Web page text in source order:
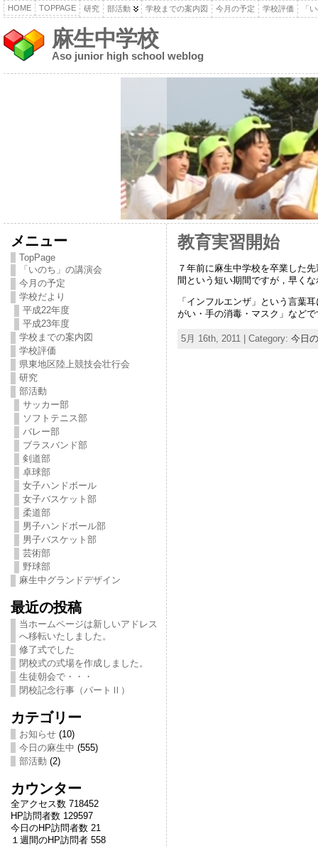
HOME TOPPAGE 研究 部活動 学校までの案内図 今月の予定 学校評価 「
麻生中学校
Aso junior high school weblog
メニュー
TopPage
「いのち」の講演会
今月の予定
学校だより
平成22年度
平成23年度
学校までの案内図
学校評価
県東地区陸上競技会壮行会
研究
部活動
サッカー部
ソフトテニス部
バレー部
ブラスバンド部
剣道部
卓球部
女子ハンドボール
女子バスケット部
柔道部
男子ハンドボール部
男子バスケット部
芸術部
野球部
麻生中グランドデザイン
最近の投稿
当ホームページは新しいアドレス
へ移転いたしました。
修了式でした
閉校式の式場を作成しました。
生徒朝会で・・・
閉校記念行事（パートⅡ）
カテゴリー
お知らせ(10)
今日の麻生中 (555)
部活動 (2)
カウンター
全アクセス数 718452
HP訪問者数 129597
今日のHP訪問者数 21
１週間のHP訪問者 558
教育実習開始
７年前に麻生中学校を卒業した
間という短い期間ですが，早く
「インフルエンザ」という言葉
がい・手の消毒・マスク」などで
5月 16th, 2011 | Category: 今日